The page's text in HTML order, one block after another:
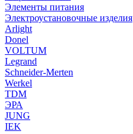
Элементы питания
Электроустановочные изделия
Arlight
Donel
VOLTUM
Legrand
Schneider-Merten
Werkel
TDM
ЭРА
JUNG
IEK